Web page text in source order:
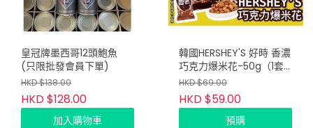
皇冠牌墨西哥12頭鮑魚
(只限批發會員下單)
HKD $138.00
HKD $128.00
加入購物車
韓國HERSHEY'S 好時 香濃
巧克力爆米花-50g（1套5
包）(只限批發會員下單)
HKD $69.00
HKD $59.00
預購